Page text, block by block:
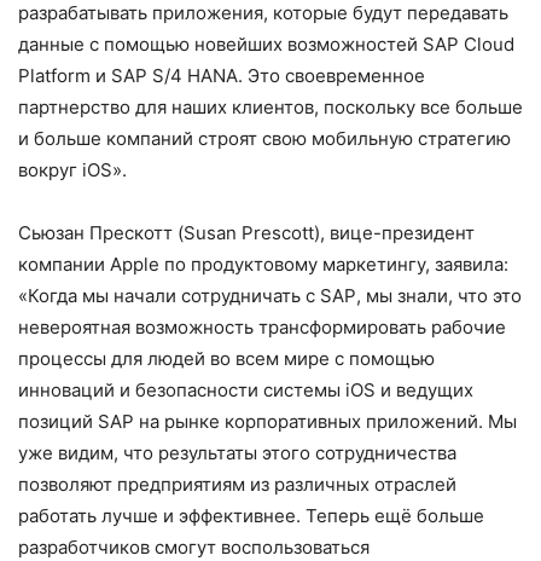
разрабатывать приложения, которые будут передавать
данные с помощью новейших возможностей SAP Cloud
Platform и SAP S/4 HANA. Это своевременное
партнерство для наших клиентов, поскольку все больше
и больше компаний строят свою мобильную стратегию
вокруг iOS».
Сьюзан Прескотт (Susan Prescott), вице-президент
компании Apple по продуктовому маркетингу, заявила:
«Когда мы начали сотрудничать с SAP, мы знали, что это
невероятная возможность трансформировать рабочие
процессы для людей во всем мире с помощью
инноваций и безопасности системы iOS и ведущих
позиций SAP на рынке корпоративных приложений. Мы
уже видим, что результаты этого сотрудничества
позволяют предприятиям из различных отраслей
работать лучше и эффективнее. Теперь ещё больше
разработчиков смогут воспользоваться